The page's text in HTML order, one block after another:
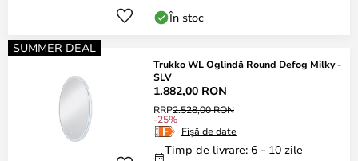
În stoc
SUMMER DEAL
Trukko WL Oglindă Round Defog Milky -
SLV
1.882,00 RON
RRP2.528,00 RON
-25%
Fișă de date
Timp de livrare: 6 - 10 zile